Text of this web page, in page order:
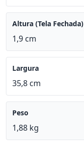
Altura (Tela Fechada)
1,9 cm
Largura
35,8 cm
Peso
1,88 kg